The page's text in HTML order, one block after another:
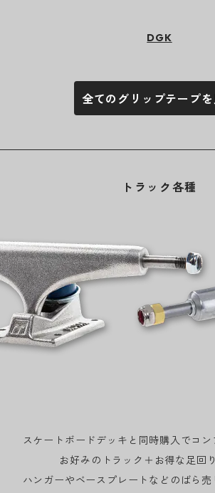
DGK
全てのグリップテープを
トラック各種
スケートボードデッキと同時購入でコン
お好みのトラック＋お得な足回
ハンガーやベースプレートなどのばら売